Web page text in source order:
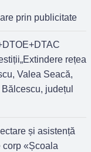
prin publicitate
rețea
Valea Seacă,
județul
și asistență
corp «Școala